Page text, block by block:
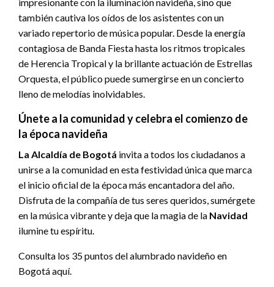
también cautiva los oídos de los asistentes con un
variado repertorio de música popular. Desde la energía
contagiosa de Banda Fiesta hasta los ritmos tropicales
de Herencia Tropical y la brillante actuación de Estrellas
Orquesta, el público puede sumergirse en un concierto
lleno de melodías inolvidables.
Únete a la comunidad y celebra el comienzo de
la época navideña
La Alcaldía de Bogotá invita a todos los ciudadanos a
unirse a la comunidad en esta festividad única que marca
el inicio oficial de la época más encantadora del año.
Disfruta de la compañía de tus seres queridos, sumérgete
en la música vibrante y deja que la magia de la Navidad
ilumine tu espíritu.
Consulta los 35 puntos del alumbrado navideño en
Bogotá aquí.